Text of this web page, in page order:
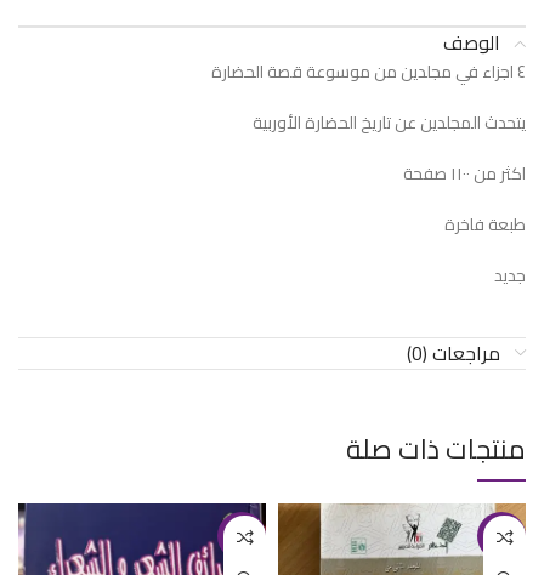
الوصف
٤ اجزاء في مجلدين من موسوعة قصة الحضارة
يتحدث المجلدين عن تاريخ الحضارة الأوربية
اكثر من ١١٠٠ صفحة
طبعة فاخرة
جديد
مراجعات (0)
منتجات ذات صلة
-24%
-19%